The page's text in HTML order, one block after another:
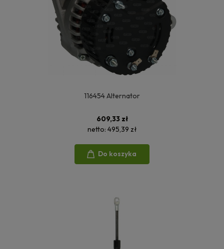
116454 Alternator
609,33 zł
netto: 495,39 zł
Do koszyka